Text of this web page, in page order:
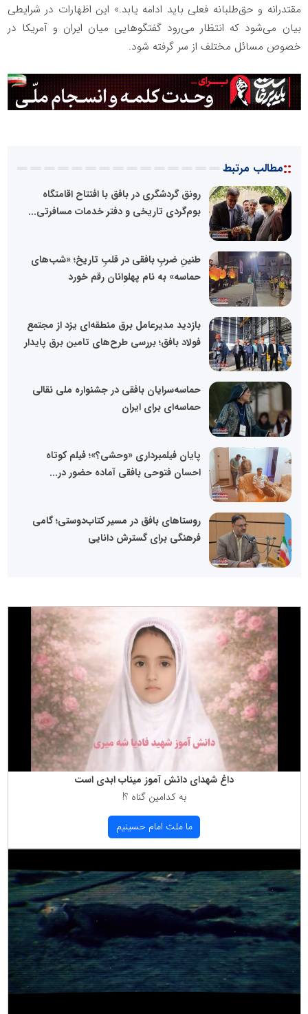
مقتدرانه و حق‌طلبانه فعلی باید ادامه یابد.» این اظهارات در شرایطی
بیان می‌شود که انتظار می‌رود گفتگوهایی میان ایران و آمریکا در
خصوص مسائل مختلف از سر گرفته شود.
::مطالب مرتبط
رونق گردشگری در بافق با افتتاح اقامتگاه
بوم‌گردی تاریخی و دفتر خدمات مسافرتی...
طنینِ ضربِ بافقی در قلبِ تاریخ؛ «شب‌های
حماسه» به نام پهلوانان رقم خورد
بازدید مدیرعامل برق منطقه‌ای یزد از مجتمع
فولاد بافق؛ بررسی طرح‌های تامین برق پایدار
حماسه‌سرایان بافقی در جشنواره ملی نقالی
حماسه‌ای برای ایران
پایان فیلمبرداری «وحشی؟»؛ فیلم کوتاه
احسان فتوحی بافقی آماده حضور در...
روستاهای بافق در مسیر کتاب‌دوستی؛ گامی
فرهنگی برای گسترش دانایی
داغ شهدای دانش آموز میناب ابدی است
به كدامین گناه ؟!
ما ملت امام حسینیم